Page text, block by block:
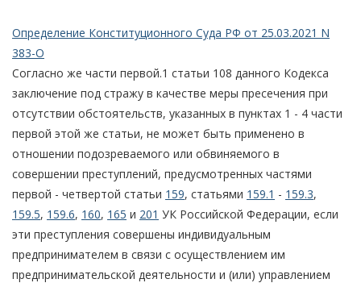
Определение Конституционного Суда РФ от 25.03.2021 N
383-О
Согласно же части первой.1 статьи 108 данного Кодекса
заключение под стражу в качестве меры пресечения при
отсутствии обстоятельств, указанных в пунктах 1 - 4 части
первой этой же статьи, не может быть применено в
отношении подозреваемого или обвиняемого в
совершении преступлений, предусмотренных частями
первой - четвертой статьи 159, статьями 159.1 - 159.3,
159.5, 159.6, 160, 165 и 201 УК Российской Федерации, если
эти преступления совершены индивидуальным
предпринимателем в связи с осуществлением им
предпринимательской деятельности и (или) управлением